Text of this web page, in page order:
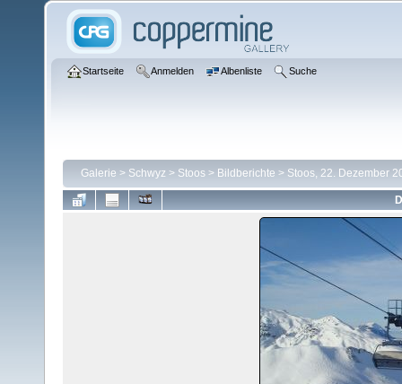
Startseite Anmelden Albenliste Suche
Galerie > Schwyz > Stoos > Bildberichte > Stoos, 22. Dezember